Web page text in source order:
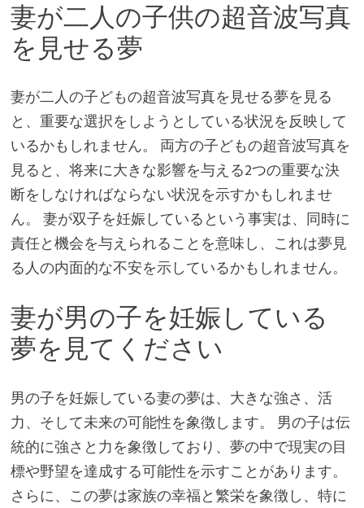
妻が二人の子供の超音波写真
を見せる夢
妻が二人の子どもの超音波写真を見せる夢を見る
と、重要な選択をしようとしている状況を反映して
いるかもしれません。 両方の子どもの超音波写真を
見ると、将来に大きな影響を与える2つの重要な決
断をしなければならない状況を示すかもしれませ
ん。 妻が双子を妊娠しているという事実は、同時に
責任と機会を与えられることを意味し、これは夢見
る人の内面的な不安を示しているかもしれません。
妻が男の子を妊娠している
夢を見てください
男の子を妊娠している妻の夢は、大きな強さ、活
力、そして未来の可能性を象徴します。 男の子は伝
統的に強さと力を象徴しており、夢の中で現実の目
標や野望を達成する可能性を示すことがあります。
さらに、この夢は家族の幸福と繁栄を象徴し、特に